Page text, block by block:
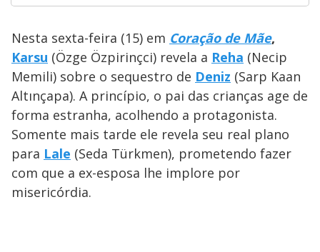
Nesta sexta-feira (15) em Coração de Mãe,
Karsu (Özge Özpirinçci) revela a Reha (Necip
Memili) sobre o sequestro de Deniz (Sarp Kaan
Altınçapa). A princípio, o pai das crianças age de
forma estranha, acolhendo a protagonista.
Somente mais tarde ele revela seu real plano
para Lale (Seda Türkmen), prometendo fazer
com que a ex-esposa lhe implore por
misericórdia.